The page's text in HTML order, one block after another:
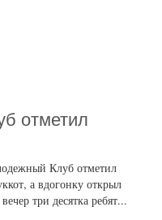
отметил
Клуб отметил
а вдогонку открыл
три десятка ребят...